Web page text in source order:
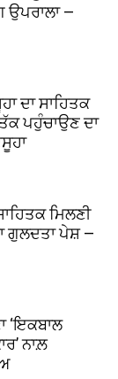
ਉਪਰਾਲਾ —
ਦਾ ਸਾਹਿਤਕ
ਪਹੁੰਚਾਉਣ ਦਾ
ਮਿਲਣੀ
ਗੁਲਦਤਾ ਪੇਸ਼ —
‘ਇਕਬਾਲ
ਨਾਲ਼